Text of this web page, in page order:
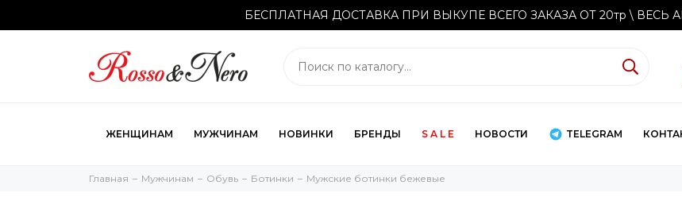
БЕСПЛАТНАЯ ДОСТАВКА ПРИ ВЫКУПЕ ВСЕГО ЗАКАЗА ОТ 20тр \ ВЕСЬ
ЖЕНЩИНАМ МУЖЧИНАМ НОВИНКИ БРЕНДЫ S A L E НОВОСТИ TELEGRAM
Главная Мужчинам Обувь Ботинки Мужские ботинки бежевые